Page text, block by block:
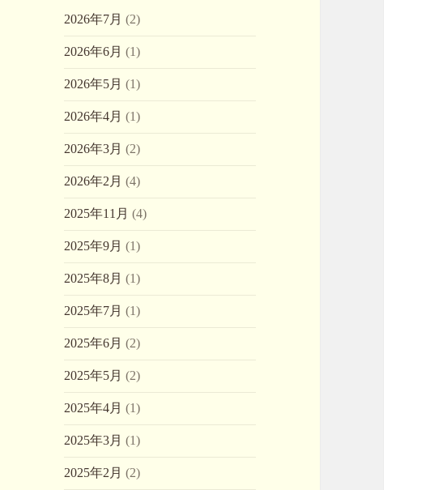
2026年7月 (2)
2026年6月 (1)
2026年5月 (1)
2026年4月 (1)
2026年3月 (2)
2026年2月 (4)
2025年11月 (4)
2025年9月 (1)
2025年8月 (1)
2025年7月 (1)
2025年6月 (2)
2025年5月 (2)
2025年4月 (1)
2025年3月 (1)
2025年2月 (2)